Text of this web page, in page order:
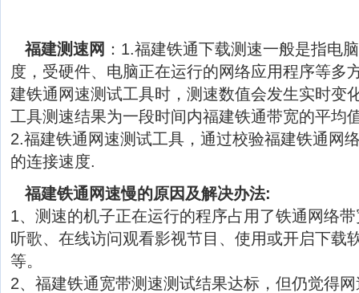
福建测速网 ：1.福建铁通下载测速一般是指电
度，受硬件、电脑正在运行的网络应用程序等多
建铁通网速测试工具时，测速数值会发生实时变
工具测速结果为一段时间内福建铁通带宽的平均
2.福建铁通网速测试工具，通过校验福建铁通网
的连接速度.
福建铁通网速慢的原因及解决办法:
1、测速的机子正在运行的程序占用了铁通网络
听歌、在线访问观看影视节目、使用或开启下载
等。
2、福建铁通宽带测速测试结果达标，但仍觉得